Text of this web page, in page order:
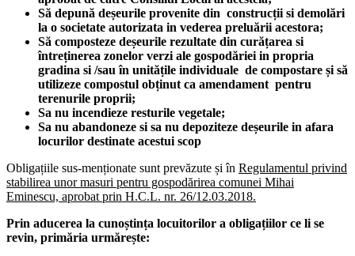
Să depună deșeurile provenite din construcții si demolări
la o societate autorizata in vederea preluării acestora;
Să composteze deșeurile rezultate din curățarea si
întreținerea zonelor verzi ale gospodăriei in propria
gradina si /sau în unitățile individuale de compostare și să
utilizeze compostul obținut ca amendament pentru
terenurile proprii;
Sa nu incendieze resturile vegetale;
Sa nu abandoneze si sa nu depoziteze deșeurile in afara
locurilor destinate acestui scop
Obligațiile sus-menționate sunt prevăzute și în Regulamentul privind
stabilirea unor masuri pentru gospodărirea comunei Mihai
Eminescu, aprobat prin H.C.L. nr. 26/12.03.2018.
Prin aducerea la cunoștința locuitorilor a obligațiilor ce li se
revin, primăria urmărește: